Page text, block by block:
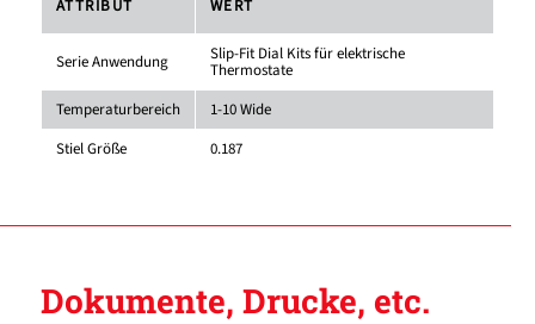
ATTRIBUT WERT
Serie Anwendung Slip-Fit Dial Kits für elektrische
Thermostate
Temperaturbereich
1-10 Wide
Stiel Größe
0.187
Dokumente, Drucke, etc.